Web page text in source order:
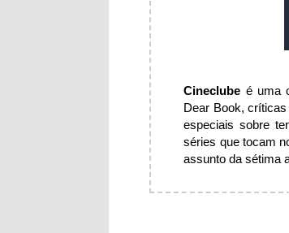
Cineclube é uma
Dear Book,
especiais sobre
séries que tocam
assunto da sétima